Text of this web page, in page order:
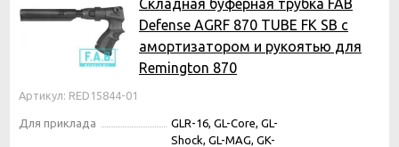
Defense AGRF 870 TUBE FK SB с
амортизатором и рукоятью для
Remington 870
Артикул: RED15844-01
Для приклада
GLR-16, GL-Core, GL-
Shock, GL-MAG, GK-